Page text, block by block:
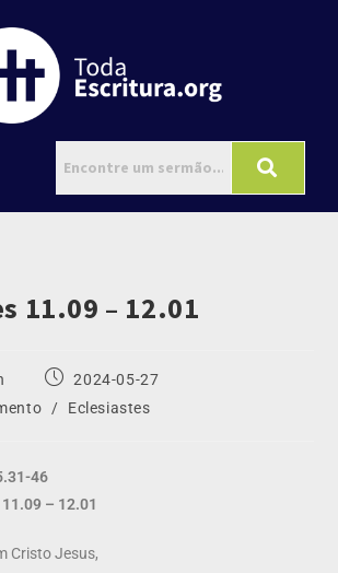
11.09 – 12.01
2024-05-27
/ Eclesiastes
46
– 12.01
Cristo Jesus,